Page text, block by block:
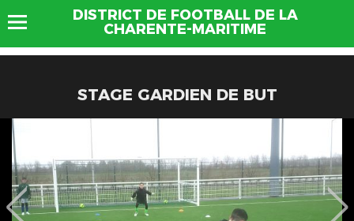
DISTRICT DE FOOTBALL DE LA
CHARENTE-MARITIME
STAGE GARDIEN DE BUT